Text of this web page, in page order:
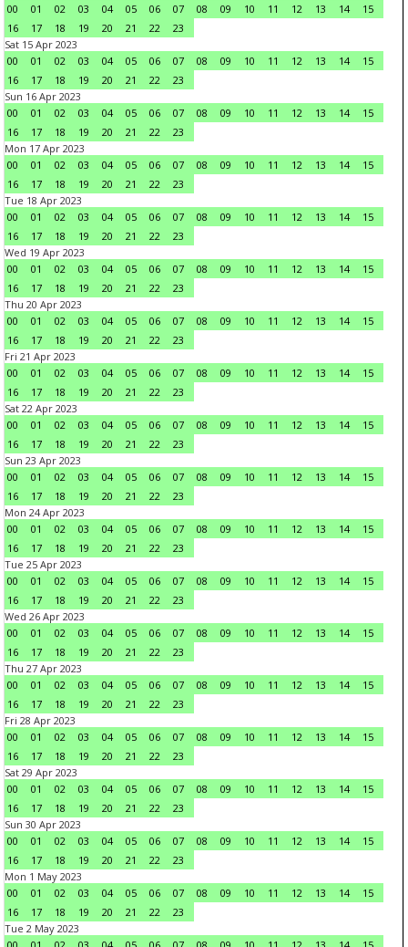
00
01 02 03 04 05 06 07 08 09 10 11 12 13 14
15
16
17 18 19 20 21 22
23
Sat 15 Apr 2023
00
01 02 03 04 05 06 07 08 09 10 11 12 13 14
15
16
17 18 19 20 21 22
23
Sun 16 Apr 2023
00
01 02 03 04 05 06 07 08 09 10 11 12 13 14
15
16
17 18 19 20 21 22
23
Mon 17 Apr 2023
00
01 02 03 04 05 06 07 08 09 10 11 12 13 14
15
16
17 18 19 20 21 22
23
Tue 18 Apr 2023
00
01 02 03 04 05 06 07 08 09 10 11 12 13 14
15
16
17 18 19 20 21 22
23
Wed 19 Apr 2023
00
01 02 03 04 05 06 07 08 09 10 11 12 13 14
15
16
17 18 19 20 21 22
23
Thu 20 Apr 2023
00
01 02 03 04 05 06 07 08 09 10 11 12 13 14
15
16
17 18 19 20 21 22
23
Fri 21 Apr 2023
00
01 02 03 04 05 06 07 08 09 10 11 12 13 14
15
16
17 18 19 20 21 22
23
Sat 22 Apr 2023
00
01 02 03 04 05 06 07 08 09 10 11 12 13 14
15
16
17 18 19 20 21 22
23
Sun 23 Apr 2023
00
01 02 03 04 05 06 07 08 09 10 11 12 13 14
15
16
17 18 19 20 21 22
23
Mon 24 Apr 2023
00
01 02 03 04 05 06 07 08 09 10 11 12 13 14
15
16
17 18 19 20 21 22
23
Tue 25 Apr 2023
00
01 02 03 04 05 06 07 08 09 10 11 12 13 14
15
16
17 18 19 20 21 22
23
Wed 26 Apr 2023
00
01 02 03 04 05 06 07 08 09 10 11 12 13 14
15
16
17 18 19 20 21 22
23
Thu 27 Apr 2023
00
01 02 03 04 05 06 07 08 09 10 11 12 13 14
15
16
17 18 19 20 21 22
23
Fri 28 Apr 2023
00
01 02 03 04 05 06 07 08 09 10 11 12 13 14
15
16
17 18 19 20 21 22
23
Sat 29 Apr 2023
00
01 02 03 04 05 06 07 08 09 10 11 12 13 14
15
16
17 18 19 20 21 22
23
Sun 30 Apr 2023
00
01 02 03 04 05 06 07 08 09 10 11 12 13 14
15
16
17 18 19 20 21 22
23
Mon 1 May 2023
00
01 02 03 04 05 06 07 08 09 10 11 12 13 14
15
16
17 18 19 20 21 22
23
Tue 2 May 2023